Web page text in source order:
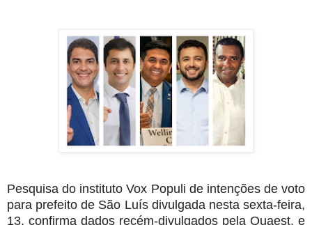
Pesquisa do instituto Vox Populi de intenções de voto
para prefeito de São Luís divulgada nesta sexta-feira,
13, confirma dados recém-divulgados pela Quaest, e